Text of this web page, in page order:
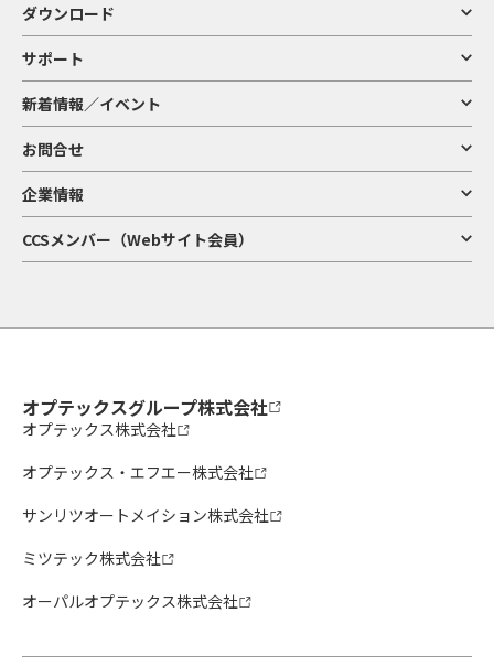
ダウンロード
サポート
新着情報／イベント
お問合せ
企業情報
CCSメンバー（Webサイト会員）
オプテックスグループ株式会社
オプテックス株式会社
オプテックス・エフエー株式会社
サンリツオートメイション株式会社
ミツテック株式会社
オーパルオプテックス株式会社